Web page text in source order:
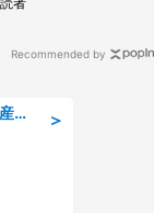
Recommended by
＞
「土日祝休み」ヘルスケア業界での産業保健師業務/看護師/高時給/要資格:正看護師